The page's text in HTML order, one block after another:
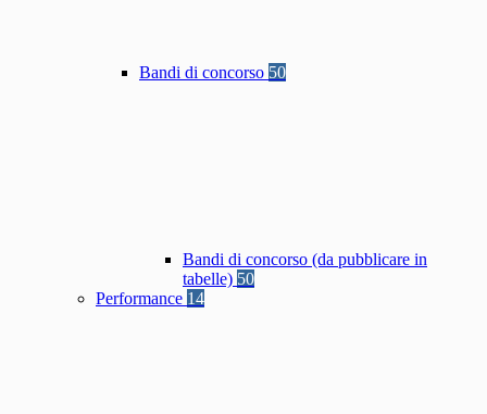
Bandi di concorso 50
Bandi di concorso (da pubblicare in
tabelle) 50
Performance 14